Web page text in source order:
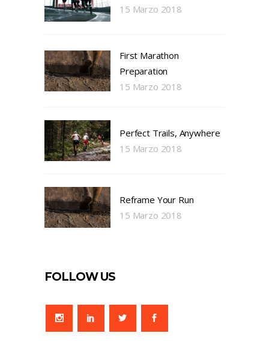
15 Marzo 2018
First Marathon
Preparation
15 Marzo 2018
Perfect Trails, Anywhere
15 Marzo 2018
Reframe Your Run
15 Marzo 2018
FOLLOW US